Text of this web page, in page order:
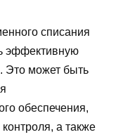
списания
эффективную
Это может быть
обеспечения,
а также